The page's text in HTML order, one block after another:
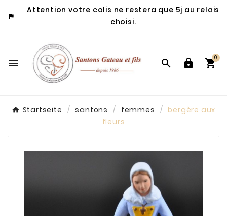

Attention votre colis ne restera que 5j au relais
choisi.
   
0
Startseite santons femmes
bergère aux
fleurs